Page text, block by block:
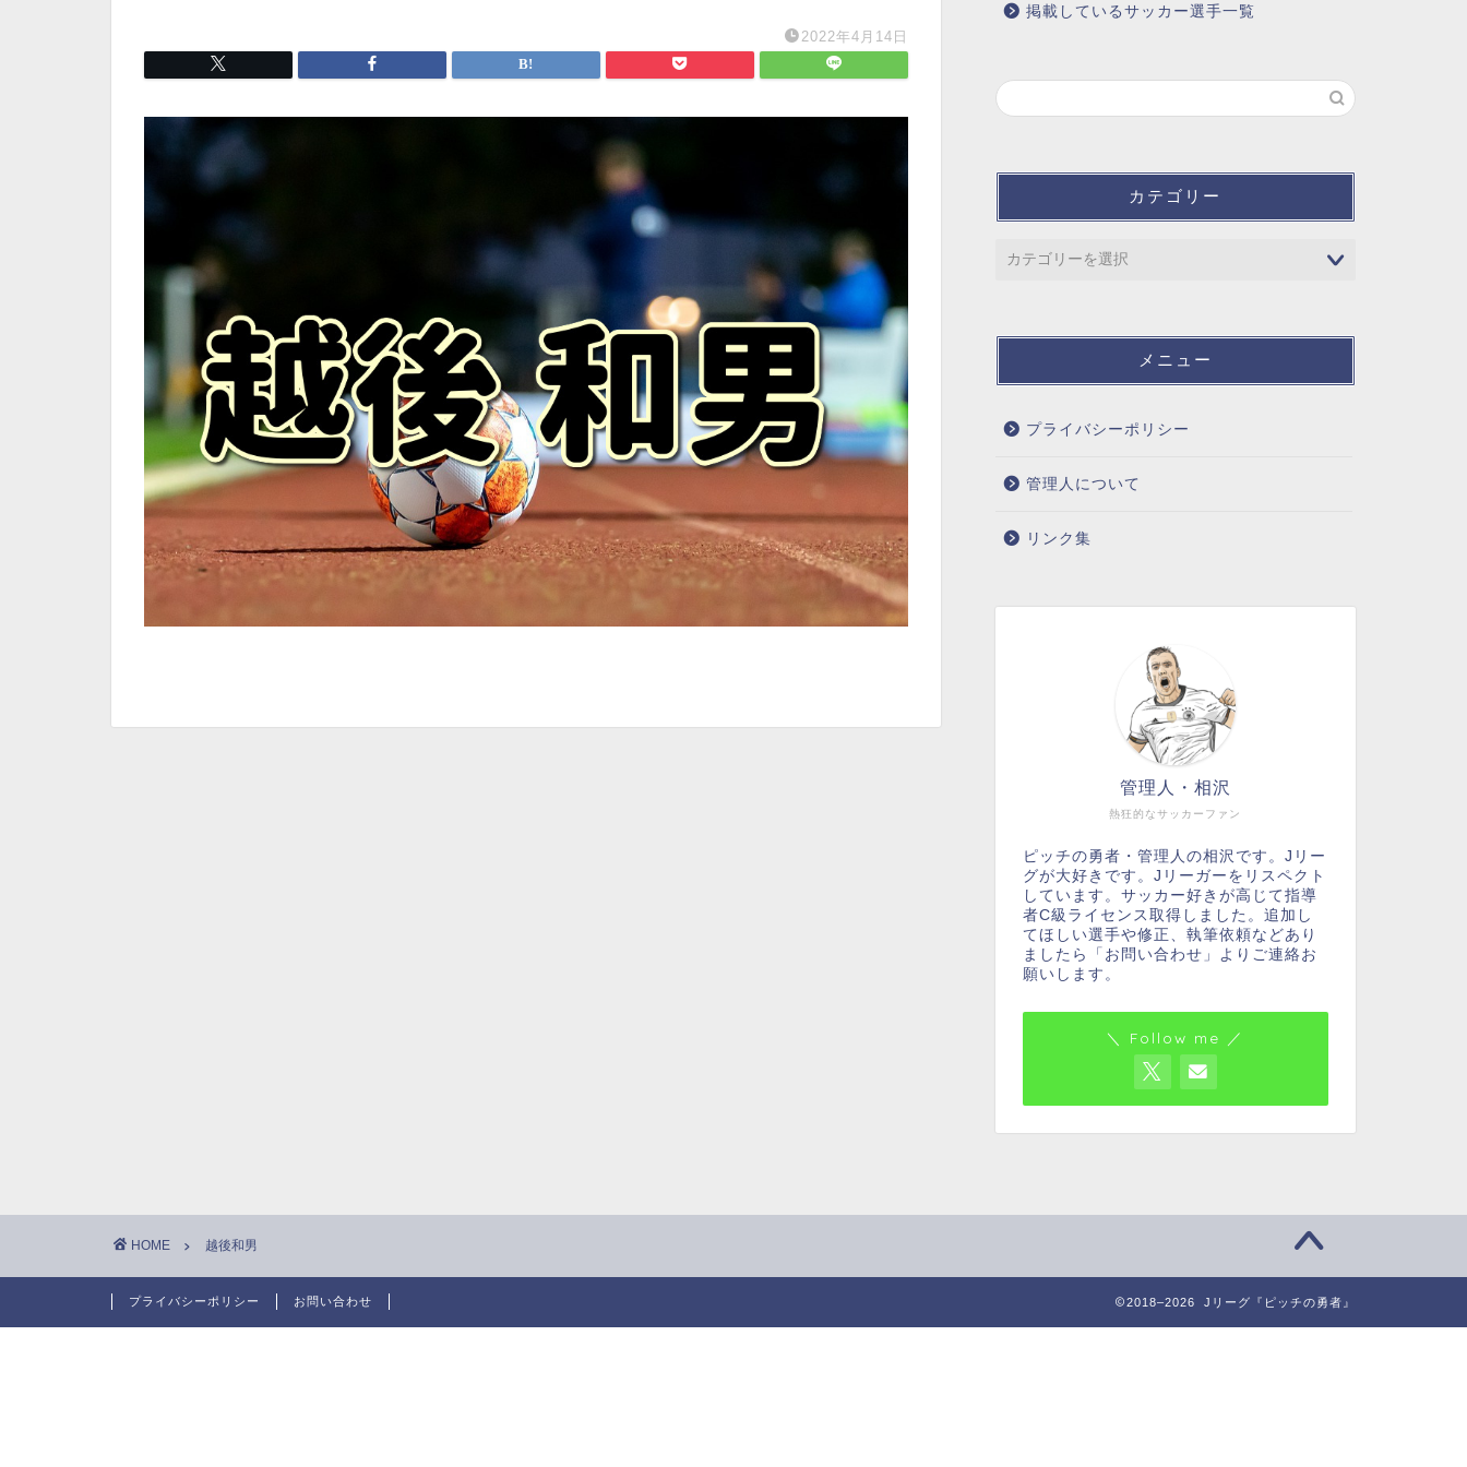
2022年4月14日
掲載しているサッカー選手一覧
カテゴリー
メニュー
プライバシーポリシー
管理人について
リンク集
熱狂的なサッカーファン
管理人・相沢
ピッチの勇者・管理人の相沢です。Jリー
グが大好きです。Jリーガーをリスペクト
しています。サッカー好きが高じて指導
者C級ライセンス取得しました。追加し
てほしい選手や修正、執筆依頼などあり
ましたら「お問い合わせ」よりご連絡お
願いします。
＼ Follow me ／
HOME 越後和男
プライバシーポリシー お問い合わせ 2018–2026 Jリーグ『ピッチの勇者』